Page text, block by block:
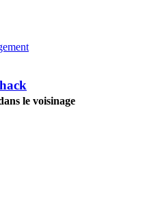
le voisinage